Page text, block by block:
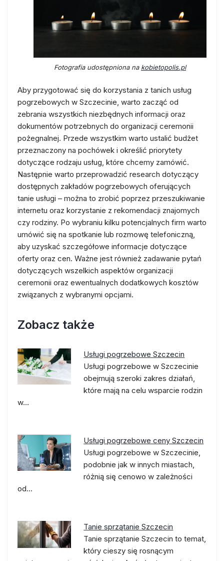
Fotografia udostępniona na kobietopolis.pl
Aby przygotować się do korzystania z tanich usług
pogrzebowych w Szczecinie, warto zacząć od
zebrania wszystkich niezbędnych informacji oraz
dokumentów potrzebnych do organizacji ceremonii
pożegnalnej. Przede wszystkim warto ustalić budżet
przeznaczony na pochówek i określić priorytety
dotyczące rodzaju usług, które chcemy zamówić.
Następnie warto przeprowadzić research dotyczący
dostępnych zakładów pogrzebowych oferujących
tanie usługi – można to zrobić poprzez przeszukiwanie
internetu oraz korzystanie z rekomendacji znajomych
czy rodziny. Po wybraniu kilku potencjalnych firm warto
umówić się na spotkanie lub rozmowę telefoniczną,
aby uzyskać szczegółowe informacje dotyczące
oferty oraz cen. Ważne jest również zadawanie pytań
dotyczących wszelkich aspektów organizacji
ceremonii oraz ewentualnych dodatkowych kosztów
związanych z wybranymi opcjami.
Zobacz także
Usługi pogrzebowe Szczecin
Usługi pogrzebowe w Szczecinie
obejmują szeroki zakres działań,
które mają na celu wsparcie rodzin
w…
Usługi pogrzebowe ceny Szczecin
Usługi pogrzebowe w Szczecinie,
podobnie jak w innych miastach,
różnią się cenowo w zależności
od…
Tanie sprzątanie Szczecin
Tanie sprzątanie Szczecin to temat,
który cieszy się rosnącym